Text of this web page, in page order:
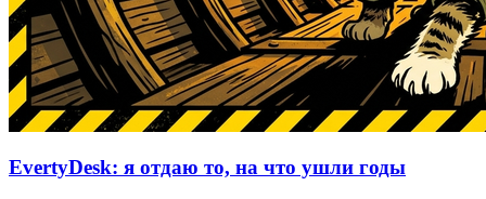
EvertyDesk: я отдаю то, на что ушли годы